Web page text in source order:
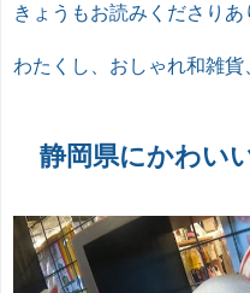
きょうもお読みくださりあ
わたくし、おしゃれ和雑貨
静岡県にかわい